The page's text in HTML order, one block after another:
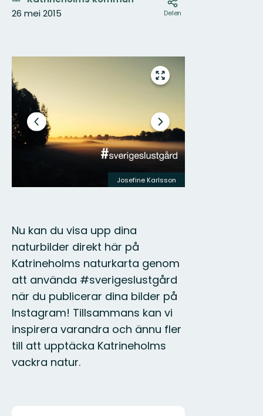
26 mei 2015
Delen
Open
volledig
Vorige
slide
Volgende
slide
Josefine Karlsson
Nu kan du visa upp dina
naturbilder direkt här på
Katrineholms naturkarta genom
att använda #sverigeslustgård
när du publicerar dina bilder på
Instagram! Tillsammans kan vi
inspirera varandra och ännu fler
till att upptäcka Katrineholms
vackra natur.